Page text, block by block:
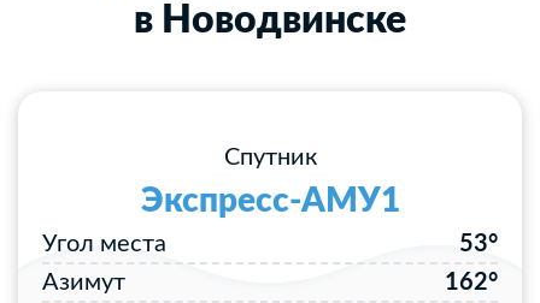
в Новодвинске
Спутник
Экспресс-АМУ1
Угол места
53°
Азимут
162°